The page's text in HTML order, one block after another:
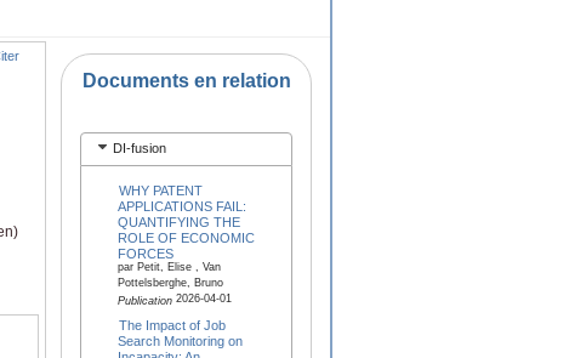
Documents en relation
DI-fusion
WHY PATENT
APPLICATIONS FAIL:
QUANTIFYING THE
ROLE OF ECONOMIC
FORCES
par Petit, Elise , Van
Pottelsberghe, Bruno
Publication2026-04-01
The Impact of Job
Search Monitoring on